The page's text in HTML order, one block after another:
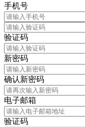
手机号
验证码
新密码
确认新密码
电子邮箱
验证码